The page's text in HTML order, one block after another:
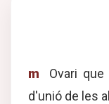
m
Ovari
d'unió de les